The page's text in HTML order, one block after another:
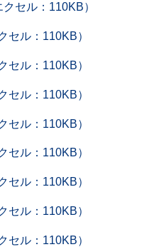
セル：110KB）
セル：110KB）
セル：110KB）
セル：110KB）
セル：110KB）
セル：110KB）
セル：110KB）
セル：110KB）
セル：110KB）